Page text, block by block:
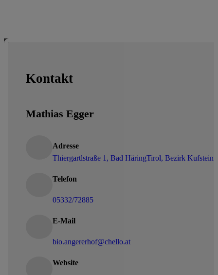
Kontakt
Mathias Egger
Adresse
Thiergartlstraße 1, Bad HäringTirol, Bezirk Kufstein
Telefon
05332/72885
E-Mail
bio.angererhof@chello.at
Website